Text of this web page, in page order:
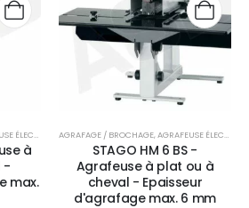
,FAÇONNAGE
à
-
max.
AGRAFAGE / BROCHAGE,AGRAFEUSE ÉLECTRIQUE
STAGO HM 6 BS -
Agrafeuse à plat ou à
cheval - Epaisseur
d'agrafage max. 6 mm